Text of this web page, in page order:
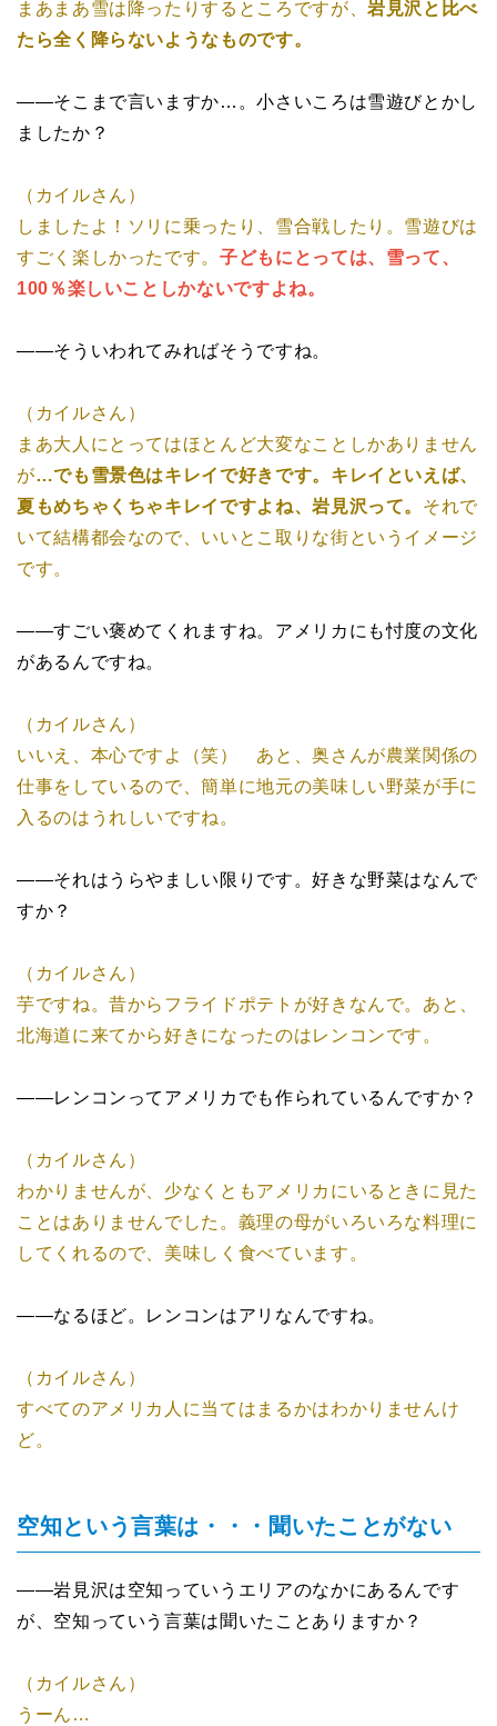
まあまあ雪は降ったりするところですが、岩見沢と比べ
たら全く降らないようなものです。
――そこまで言いますか…。小さいころは雪遊びとかし
ましたか？
（カイルさん）
しましたよ！ソリに乗ったり、雪合戦したり。雪遊びは
すごく楽しかったです。子どもにとっては、雪って、
100％楽しいことしかないですよね。
――そういわれてみればそうですね。
（カイルさん）
まあ大人にとってはほとんど大変なことしかありません
が…でも雪景色はキレイで好きです。キレイといえば、
夏もめちゃくちゃキレイですよね、岩見沢って。 それで
いて結構都会なので、いいとこ取りな街というイメージ
です。
――すごい褒めてくれますね。アメリカにも忖度の文化
があるんですね。
（カイルさん）
いいえ、本心ですよ（笑） あと、奥さんが農業関係の
仕事をしているので、簡単に地元の美味しい野菜が手に
入るのはうれしいですね。
――それはうらやましい限りです。好きな野菜はなんで
すか？
（カイルさん）
芋ですね。昔からフライドポテトが好きなんで。あと、
北海道に来てから好きになったのはレンコンです。
――レンコンってアメリカでも作られているんですか？
（カイルさん）
わかりませんが、少なくともアメリカにいるときに見た
ことはありませんでした。義理の母がいろいろな料理に
してくれるので、美味しく食べています。
――なるほど。レンコンはアリなんですね。
（カイルさん）
すべてのアメリカ人に当てはまるかはわかりませんけ
ど。
空知という言葉は・・・聞いたことがない
――岩見沢は空知っていうエリアのなかにあるんです
が、空知っていう言葉は聞いたことありますか？
（カイルさん）
うーん…